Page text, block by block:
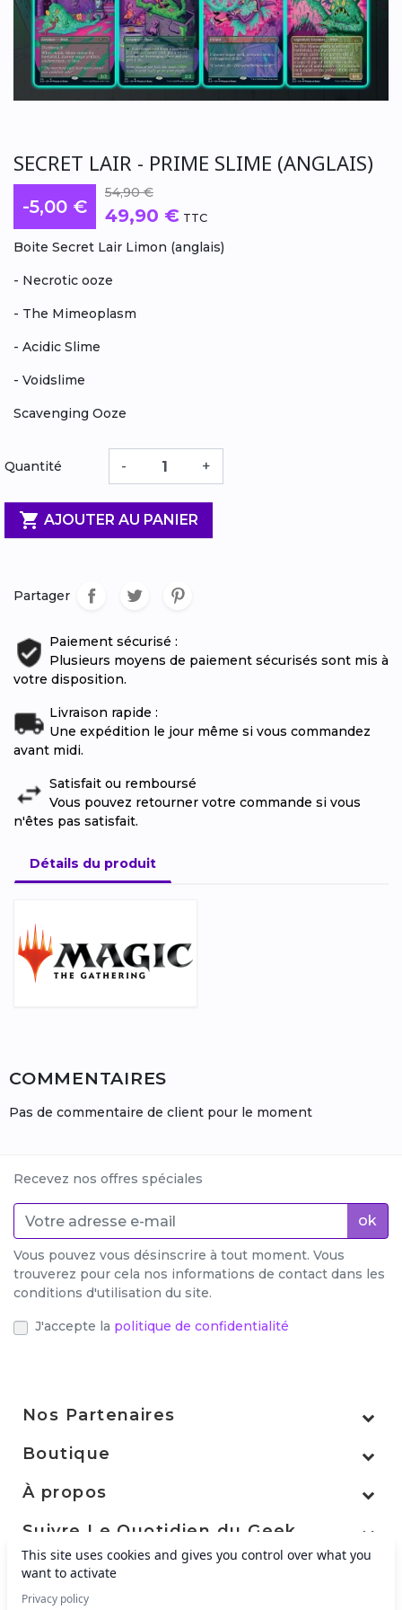
SECRET LAIR - PRIME SLIME (ANGLAIS)
-5,00 €
54,90 €
49,90 € TTC
Boite Secret Lair Limon (anglais)
- Necrotic ooze
- The Mimeoplasm
- Acidic Slime
- Voidslime
Scavenging Ooze
Quantité - +
 AJOUTER AU PANIER
Partager
Paiement sécurisé :
Plusieurs moyens de paiement sécurisés sont mis à
votre disposition.
Livraison rapide :
Une expédition le jour même si vous commandez
avant midi.
Satisfait ou remboursé
Vous pouvez retourner votre commande si vous
n'êtes pas satisfait.
Détails du produit
COMMENTAIRES
Pas de commentaire de client pour le moment
Recevez nos offres spéciales
ok
Vous pouvez vous désinscrire à tout moment. Vous
trouverez pour cela nos informations de contact dans les
conditions d'utilisation du site.
J'accepte la politique de confidentialité
Nos Partenaires
Boutique
À propos
Suivre Le Quotidien du Geek
© 2026 - Créé par
This site uses cookies and gives you control over what you
want to activate
Privacy policy